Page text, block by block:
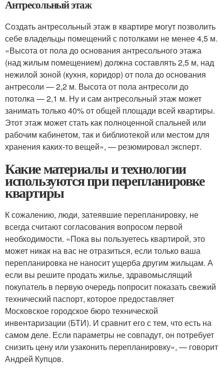
Антресольный этаж
Создать антресольный этаж в квартире могут позволить
себе владельцы помещений с потолками не менее 4,5 м.
«Высота от пола до основания антресольного этажа
(над жилым помещением) должна составлять 2,5 м, над
нежилой зоной (кухня, коридор) от пола до основания
антресоли — 2,2 м. Высота от пола антресоли до
потолка — 2,1 м. Ну и сам антресольный этаж может
занимать только 40% от общей площади всей квартиры.
Этот этаж может стать как полноценной спальней или
рабочим кабинетом, так и библиотекой или местом для
хранения каких-то вещей», — резюмировал эксперт.
Какие материалы и технологии
используются при перепланировке
квартиры
К сожалению, люди, затеявшие перепланировку, не
всегда считают согласования вопросом первой
необходимости. «Пока вы пользуетесь квартирой, это
может никак на вас не отразиться, если только ваша
перепланировка не наносит ущерба другим жильцам. А
если вы решите продать жилье, здравомыслящий
покупатель в первую очередь попросит показать свежий
технический паспорт, которое предоставляет
Московское городское бюро технической
инвентаризации (БТИ). И сравнит его с тем, что есть на
самом деле. Если параметры не совпадут, он потребует
снизить цену или узаконить перепланировку», — говорит
Андрей Купцов.